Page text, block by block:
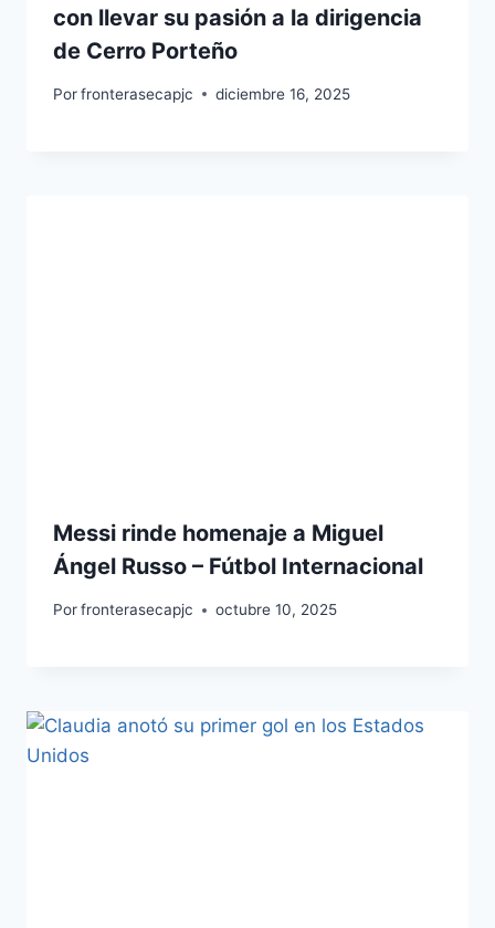
con llevar su pasión a la dirigencia
de Cerro Porteño
Porfronterasecapjc diciembre 16, 2025
Messi rinde homenaje a Miguel
Ángel Russo – Fútbol Internacional
Porfronterasecapjc octubre 10, 2025